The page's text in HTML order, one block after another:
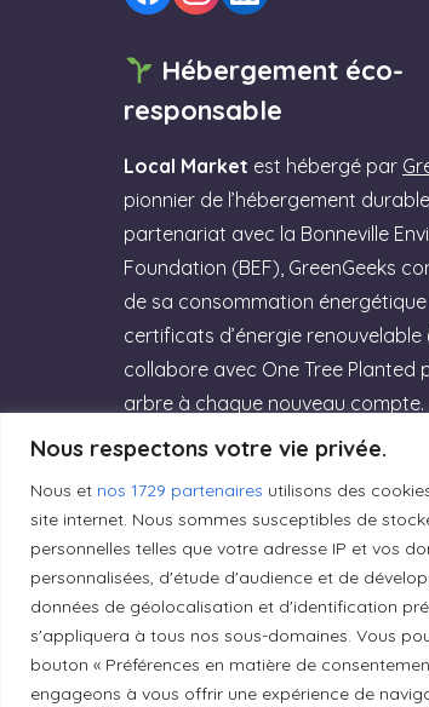
Nous respectons votre vie privée.
Nous et nos 1729 partenaires utilisons des
site internet. Nous sommes susceptibles de
personnelles telles que votre adresse IP et vos
personnalisées, d'étude d'audience et de
données de géolocalisation et d'identification
s'appliquera à tous nos sous-domaines. Vous
bouton « Préférences en matière de
engageons à vous offrir une expérience de
Hébergement éco-
responsable
Local Market est hébergé par
pionnier de l’hébergement
partenariat avec la Bonneville
Foundation (BEF), GreenGeeks
de sa consommation énergétique
certificats d’énergie renouvelable
collabore avec One Tree Planted
arbre à chaque nouveau compte.
Rejoignez GreenGeeks dès
offrez à votre site un
Green Web Hosting »
respecte la planète ! (Lien